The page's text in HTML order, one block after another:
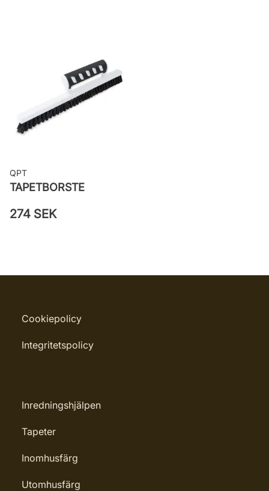
väggen
Leverantörens artikelnummer: 680-
12
QPT
TAPETBORSTE
274 SEK
Cookiepolicy
Integritetspolicy
Inredningshjälpen
Tapeter
Inomhusfärg
Utomhusfärg